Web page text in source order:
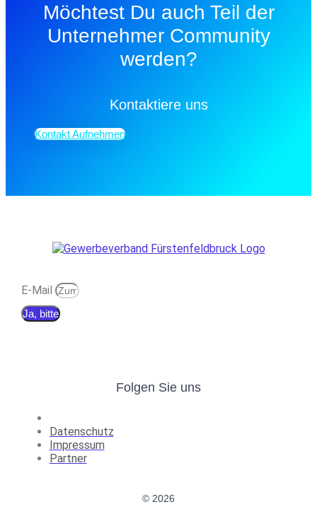
Möchtest Du auch Teil der
Unternehmer Community
werden?
Kontaktiere uns
Kontakt Aufnehmen
E-Mail
Ja, bitte
Folgen Sie uns
Datenschutz
Impressum
Partner
© 2026